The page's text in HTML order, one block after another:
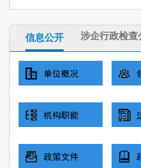
信息公开 涉企行政检查